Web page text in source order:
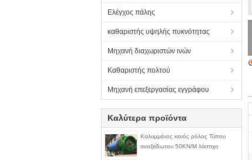
Ελέγχος πάλης
καθαριστής υψηλής πυκνότητας
Μηχανή διαχωριστών ινών
Καθαριστής πολτού
Μηχανή επεξεργασίας εγγράφου
Καλύτερα προϊόντα
Καλυμμένος κενός ρόλος Τύπου
ανοξείδωτου 50KN/M λάστιχο